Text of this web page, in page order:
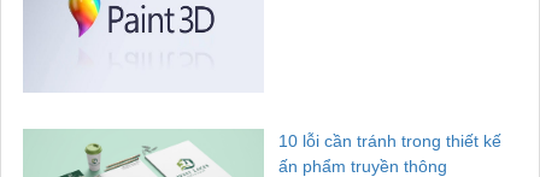
10 lỗi cần tránh trong thiết kế
ấn phẩm truyền thông